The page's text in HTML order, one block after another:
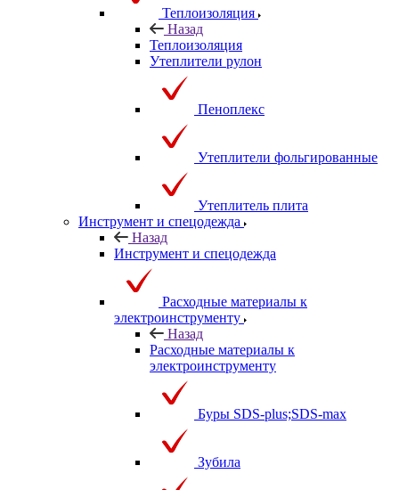
Теплоизоляция
Назад
Теплоизоляция
Утеплители рулон
Пеноплекс
Утеплители фольгированные
Утеплитель плита
Инструмент и спецодежда
Назад
Инструмент и спецодежда
Расходные материалы к
электроинструменту
Назад
Расходные материалы к
электроинструменту
Буры SDS-plus;SDS-max
Зубила